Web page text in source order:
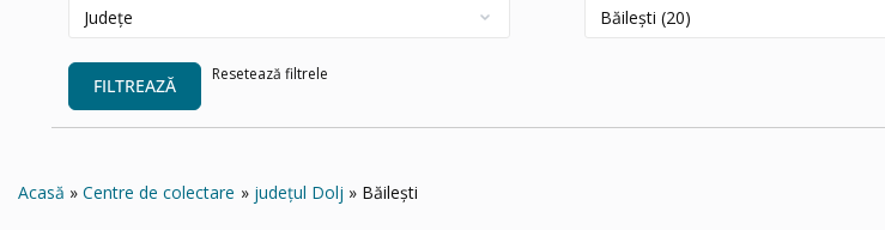
FILTREAZĂ
Resetează filtrele
Acasă Centre de colectare județul Dolj Băilești